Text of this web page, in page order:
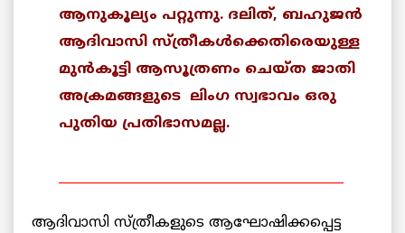
ആനുകൂല്യം പറ്റുന്നു. ദലിത്, ബഹുജന്‍
ആദിവാസി സ്ത്രീകള്‍ക്കെതിരെയുള്ള
മുന്‍കൂട്ടി ആസൂത്രണം ചെയ്ത ജാതി
അക്രമങ്ങളുടെ ലിംഗ സ്വഭാവം ഒരു
പുതിയ പ്രതിഭാസമല്ല.
ആദിവാസി സ്ത്രീകളുടെ ആഘോഷിക്കപ്പെട്ട